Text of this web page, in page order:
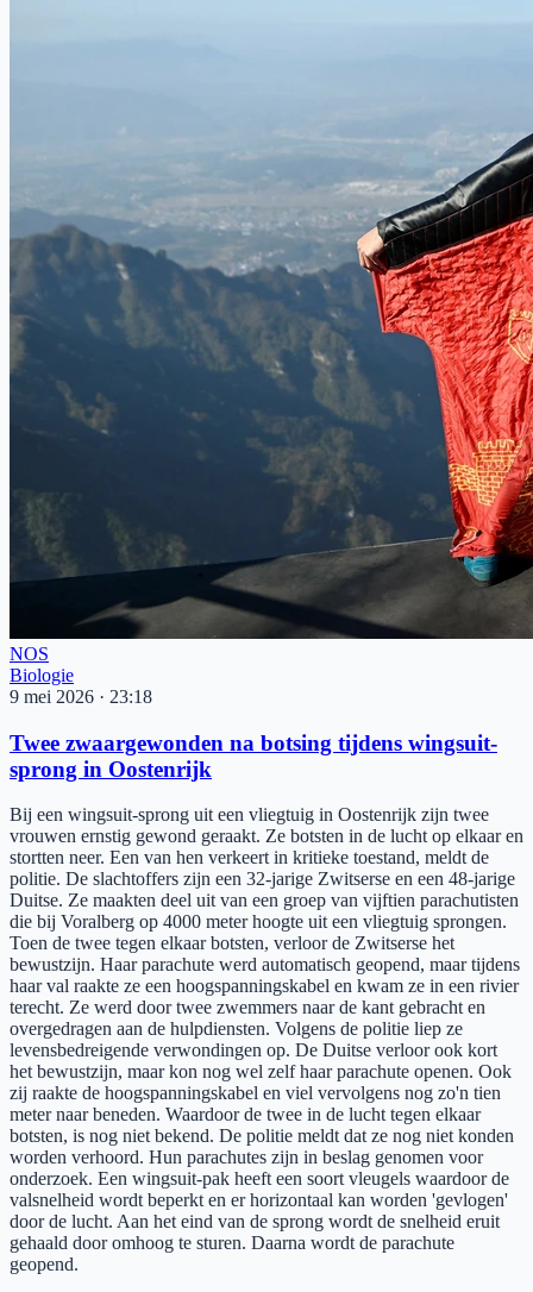
NOS
Biologie
9 mei 2026 · 23:18
Twee zwaargewonden na botsing tijdens wingsuit-
sprong in Oostenrijk
Bij een wingsuit-sprong uit een vliegtuig in Oostenrijk zijn twee
vrouwen ernstig gewond geraakt. Ze botsten in de lucht op elkaar en
stortten neer. Een van hen verkeert in kritieke toestand, meldt de
politie. De slachtoffers zijn een 32-jarige Zwitserse en een 48-jarige
Duitse. Ze maakten deel uit van een groep van vijftien parachutisten
die bij Voralberg op 4000 meter hoogte uit een vliegtuig sprongen.
Toen de twee tegen elkaar botsten, verloor de Zwitserse het
bewustzijn. Haar parachute werd automatisch geopend, maar tijdens
haar val raakte ze een hoogspanningskabel en kwam ze in een rivier
terecht. Ze werd door twee zwemmers naar de kant gebracht en
overgedragen aan de hulpdiensten. Volgens de politie liep ze
levensbedreigende verwondingen op. De Duitse verloor ook kort
het bewustzijn, maar kon nog wel zelf haar parachute openen. Ook
zij raakte de hoogspanningskabel en viel vervolgens nog zo'n tien
meter naar beneden. Waardoor de twee in de lucht tegen elkaar
botsten, is nog niet bekend. De politie meldt dat ze nog niet konden
worden verhoord. Hun parachutes zijn in beslag genomen voor
onderzoek. Een wingsuit-pak heeft een soort vleugels waardoor de
valsnelheid wordt beperkt en er horizontaal kan worden 'gevlogen'
door de lucht. Aan het eind van de sprong wordt de snelheid eruit
gehaald door omhoog te sturen. Daarna wordt de parachute
geopend.